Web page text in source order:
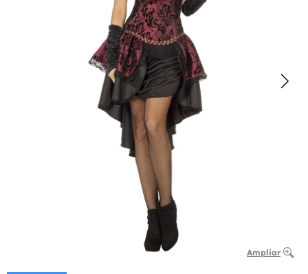
Ampliar